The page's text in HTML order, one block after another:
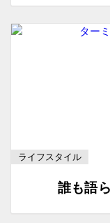
ライフスタイル
誰も語